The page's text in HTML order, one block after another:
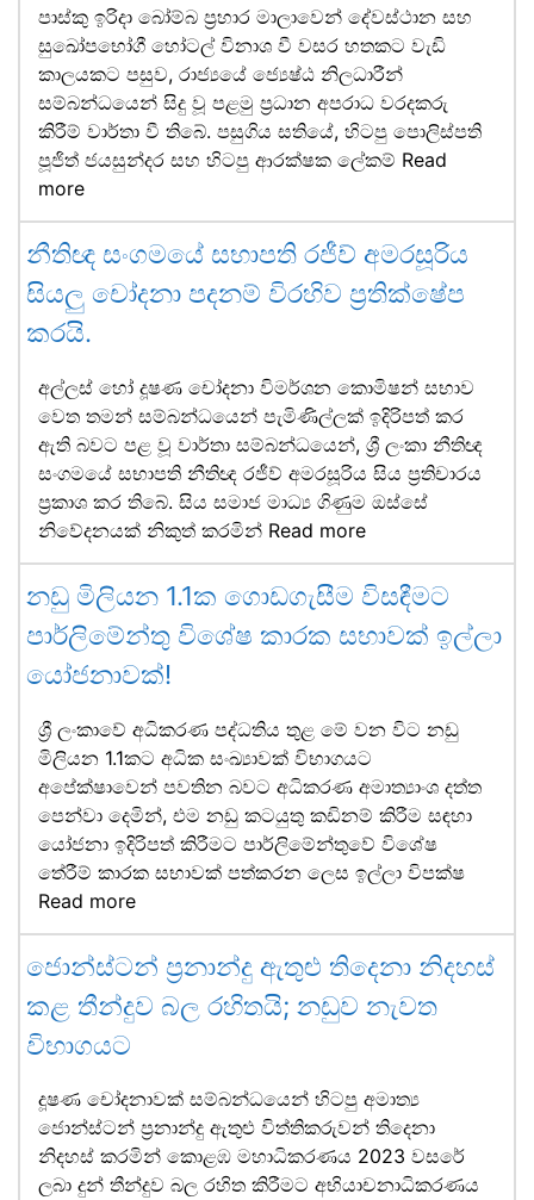
පාස්කු ඉරිදා බෝම්බ ප්‍රහාර මාලාවෙන් දේවස්ථාන සහ
සුඛෝපභෝගී හෝටල් විනාශ වී වසර හතකට වැඩි
කාලයකට පසුව, රාජ්‍යයේ ජ්‍යෙෂ්ඨ නිලධාරීන්
සම්බන්ධයෙන් සිදු වූ පළමු ප්‍රධාන අපරාධ වරදකරු
කිරීම් වාර්තා වී තිබේ. පසුගිය සතියේ, හිටපු පොලිස්පති
පූජිත් ජයසුන්දර සහ හිටපු ආරක්ෂක ලේකම් Read
more
නීතිඥ සංගමයේ සභාපති රජීව් අමරසූරිය
සියලු චෝදනා පදනම් විරහිව ප්‍රතික්ෂේප
කරයි.
අල්ලස් හෝ දූෂණ චෝදනා විමර්ශන කොමිෂන් සභාව
වෙත තමන් සම්බන්ධයෙන් පැමිණිල්ලක් ඉදිරිපත් කර
ඇති බවට පළ වූ වාර්තා සම්බන්ධයෙන්, ශ්‍රී ලංකා නීතිඥ
සංගමයේ සභාපති නීතිඥ රජීව් අමරසූරිය සිය ප්‍රතිචාරය
ප්‍රකාශ කර තිබේ. සිය සමාජ මාධ්‍ය ගිණුම ඔස්සේ
නිවේදනයක් නිකුත් කරමින් Read more
නඩු මිලියන 1.1ක ගොඩගැසීම විසඳීමට
පාර්ලිමේන්තු විශේෂ කාරක සභාවක් ඉල්ලා
යෝජනාවක්!
ශ්‍රී ලංකාවේ අධිකරණ පද්ධතිය තුළ මේ වන විට නඩු
මිලියන 1.1කට අධික සංඛ්‍යාවක් විභාගයට
අපේක්ෂාවෙන් පවතින බවට අධිකරණ අමාත්‍යාංශ දත්ත
පෙන්වා දෙමින්, එම නඩු කටයුතු කඩිනම් කිරීම සඳහා
යෝජනා ඉදිරිපත් කිරීමට පාර්ලිමේන්තුවේ විශේෂ
තේරීම් කාරක සභාවක් පත්කරන ලෙස ඉල්ලා විපක්ෂ
Read more
ජොන්ස්ටන් ප්‍රනාන්දු ඇතුළු තිදෙනා නිදහස්
කළ තීන්දුව බල රහිතයි; නඩුව නැවත
විභාගයට
දූෂණ චෝදනාවක් සම්බන්ධයෙන් හිටපු අමාත්‍ය
ජොන්ස්ටන් ප්‍රනාන්දු ඇතුළු විත්තිකරුවන් තිදෙනා
නිදහස් කරමින් කොළඹ මහාධිකරණය 2023 වසරේ
ලබා දුන් තීන්දුව බල රහිත කිරීමට අභියාචනාධිකරණය